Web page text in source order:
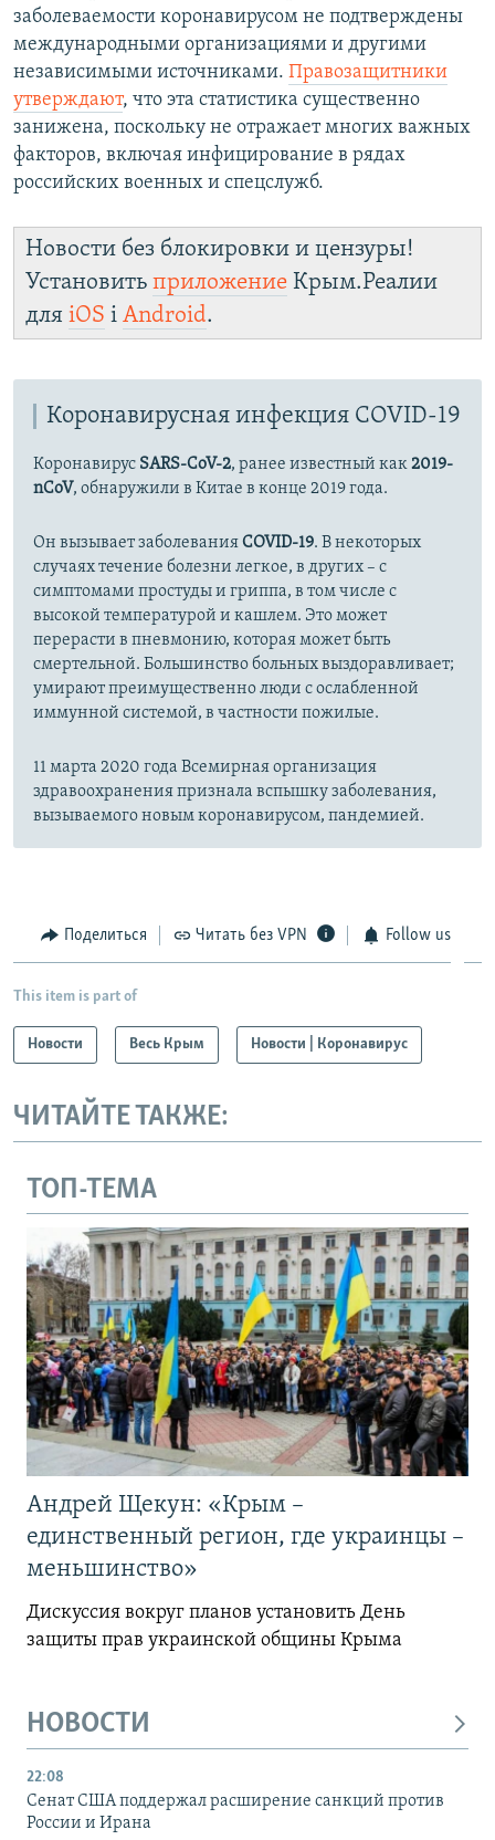
заболеваемости коронавирусом не подтверждены
международными организациями и другими
независимыми источниками. Правозащитники
утверждают, что эта статистика существенно
занижена, поскольку не отражает многих важных
факторов, включая инфицирование в рядах
российских военных и спецслужб.
Новости без блокировки и цензуры!
Установить приложение Крым.Реалии
для iOS і Android.
Коронавирусная инфекция COVID-19
Коронавирус SARS-CoV-2, ранее известный как2019-
nCoV, обнаружили в Китае в конце 2019 года.
Он вызывает заболеванияCOVID-19. В некоторых
случаях течение болезни легкое, в других – с
симптомами простуды и гриппа, в том числе с
высокой температурой и кашлем. Это может
перерасти в пневмонию, которая может быть
смертельной. Большинство больных выздоравливает;
умирают преимущественно люди с ослабленной
иммунной системой, в частности пожилые.
11 марта 2020 года Всемирная организация
здравоохранения признала вспышку заболевания,
вызываемого новым коронавирусом, пандемией.
Поделиться Читать без VPN Follow us
This item is part of
Новости Весь Крым Новости | Коронавирус
ЧИТАЙТЕ ТАКЖЕ:
ТОП-ТЕМА
Андрей Щекун: «Крым –
единственный регион, где украинцы –
меньшинство»
Дискуссия вокруг планов установить День
защиты прав украинской общины Крыма
НОВОСТИ
22:08
Сенат США поддержал расширение санкций против
России и Ирана